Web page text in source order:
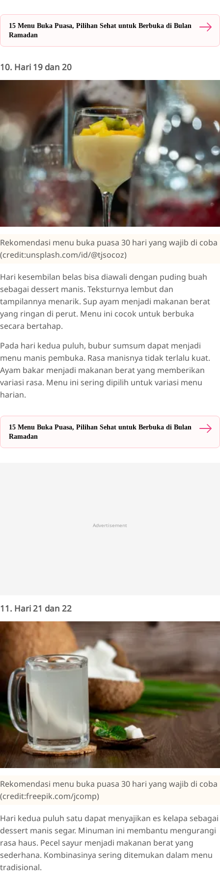
15 Menu Buka Puasa, Pilihan Sehat untuk Berbuka di Bulan
Ramadan
10. Hari 19 dan 20
Rekomendasi menu buka puasa 30 hari yang wajib di coba
(credit:unsplash.com/id/@tjsocoz)
Hari kesembilan belas bisa diawali dengan puding buah
sebagai dessert manis. Teksturnya lembut dan
tampilannya menarik. Sup ayam menjadi makanan berat
yang ringan di perut. Menu ini cocok untuk berbuka
secara bertahap.
Pada hari kedua puluh, bubur sumsum dapat menjadi
menu manis pembuka. Rasa manisnya tidak terlalu kuat.
Ayam bakar menjadi makanan berat yang memberikan
variasi rasa. Menu ini sering dipilih untuk variasi menu
harian.
15 Menu Buka Puasa, Pilihan Sehat untuk Berbuka di Bulan
Ramadan
Advertisement
11. Hari 21 dan 22
Rekomendasi menu buka puasa 30 hari yang wajib di coba
(credit:freepik.com/jcomp)
Hari kedua puluh satu dapat menyajikan es kelapa sebagai
dessert manis segar. Minuman ini membantu mengurangi
rasa haus. Pecel sayur menjadi makanan berat yang
sederhana. Kombinasinya sering ditemukan dalam menu
tradisional.